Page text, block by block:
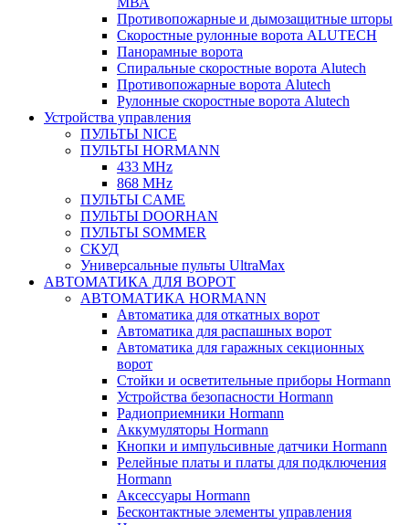
Противопожарные и дымозащитные шторы
Скоростные рулонные ворота ALUTECH
Панорамные ворота
Спиральные скоростные ворота Alutech
Противопожарные ворота Alutech
Рулонные скоростные ворота Alutech
Устройства управления
ПУЛЬТЫ NICE
ПУЛЬТЫ HORMANN
433 MHz
868 MHz
ПУЛЬТЫ CAME
ПУЛЬТЫ DOORHAN
ПУЛЬТЫ SOMMER
СКУД
Универсальные пульты UltraMax
АВТОМАТИКА ДЛЯ ВОРОТ
АВТОМАТИКА HORMANN
Автоматика для откатных ворот
Автоматика для распашных ворот
Автоматика для гаражных секционных
ворот
Стойки и осветительные приборы Hormann
Устройства безопасности Hormann
Радиоприемники Hormann
Аккумуляторы Hormann
Кнопки и импульсивные датчики Hormann
Релейные платы и платы для подключения
Hormann
Аксессуары Hormann
Бесконтактные элементы управления